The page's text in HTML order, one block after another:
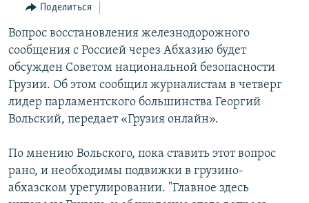
поискуНАГОРНЫЙ КАРАБАХ
КУЛЬТУРА
СПОРТ
АРХИВ
Հայերեն
English
Русский
Поделиться
Вопрос восстановления железнодорожного
сообщения с Россией через Абхазию будет
обсужден Советом национальной безопасности
Грузии. Об этом сообщил журналистам в четверг
лидер парламентского большинства Георгий
Вольский, передает «Грузия онлайн».
По мнению Вольского, пока ставить этот вопрос
рано, и необходимы подвижки в грузино-
абхазском урегулировании. "Главное здесь